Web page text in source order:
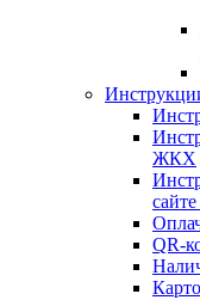
ЖКХ
QR-